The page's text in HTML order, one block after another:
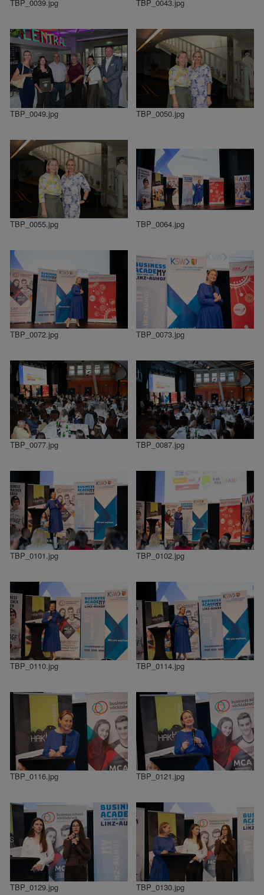
TBP_0039.jpg TBP_0043.jpg
TBP_0049.jpg TBP_0050.jpg
TBP_0055.jpg TBP_0064.jpg
TBP_0072.jpg TBP_0073.jpg
TBP_0077.jpg TBP_0087.jpg
TBP_0101.jpg TBP_0102.jpg
TBP_0110.jpg TBP_0114.jpg
TBP_0116.jpg TBP_0121.jpg
TBP_0129.jpg TBP_0130.jpg